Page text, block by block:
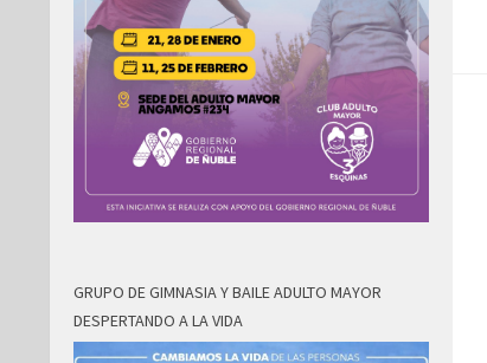
GRUPO DE GIMNASIA Y BAILE ADULTO MAYOR
DESPERTANDO A LA VIDA